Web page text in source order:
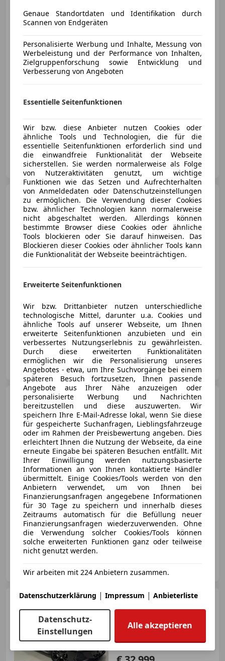
BORDCOM
€ 18 990
www.premium-car-center.at
Premium Car Center GmbH
AT-4541 Adlwang
Audi A5 40 TDI Sport S-LINE
*RFK*LED*TOTW.*
€ 28 990
06/2019 74 000 km Diesel
140 kW (190 PS)
Euromobile
AT-6464 Tarrenz
Audi A3
35 TDI basis
RFK*AMBI-
PLUS*MMI*TOTW*ACC*Business-
P
€ 27 990
02/2022 41 624 km Diesel
110 kW (150 PS)
AT-6464 Tarrenz
Audi A3 Sportback 30 TFSI //
S-LINE // 1.BESITZ //
Genaue Standortdaten und Identifikation durch
Scannen von Endgeräten
Personalisierte Werbung und Inhalte, Messung von
Werbeleistung und der Performance von Inhalten,
Zielgruppenforschung sowie Entwicklung und
Verbesserung von Angeboten
Essentielle Seitenfunktionen
Wir bzw. diese Anbieter nutzen Cookies oder
ähnliche Tools und Technologien, die für die
essentielle Seitenfunktionen erforderlich sind und
die einwandfreie Funktionalität der Webseite
sicherstellen. Sie werden normalerweise als Folge
von Nutzeraktivitäten genutzt, um wichtige
Funktionen wie das Setzen und Aufrechterhalten
von Anmeldedaten oder Datenschutzeinstellungen
zu ermöglichen. Die Verwendung dieser Cookies
bzw. ähnlicher Technologien kann normalerweise
nicht abgeschaltet werden. Allerdings können
bestimmte Browser diese Cookies oder ähnliche
Tools blockieren oder Sie darauf hinweisen. Das
Blockieren dieser Cookies oder ähnlicher Tools kann
die Funktionalität der Webseite beeinträchtigen.
Erweiterte Seitenfunktionen
Wir bzw. Drittanbieter nutzen unterschiedliche
technologische Mittel, darunter u.a. Cookies und
ähnliche Tools auf unserer Webseite, um Ihnen
erweiterte Seitenfunktionen anzubieten und ein
verbessertes Nutzungserlebnis zu gewährleisten.
Durch diese erweiterten Funktionalitäten
ermöglichen wir die Personalisierung unseres
Angebotes - etwa, um Ihre Suchvorgänge bei einem
späteren Besuch fortzusetzen, Ihnen passende
Angebote aus Ihrer Nähe anzuzeigen oder
personalisierte Werbung und Nachrichten
bereitzustellen und diese auszuwerten. Wir
speichern Ihre E-Mail-Adresse lokal, wenn Sie diese
für gespeicherte Suchanfragen, Lieblingsfahrzeuge
oder im Rahmen der Preisbewertung angeben. Dies
erleichtert Ihnen die Nutzung der Webseite, da eine
erneute Eingabe bei späteren Besuchen entfällt. Mit
Ihrer Einwilligung werden nutzungsbasierte
Informationen an von Ihnen kontaktierte Händler
übermittelt. Einige Cookies/Tools werden von den
Anbietern verwendet, um von Ihnen bei
Finanzierungsanfragen angegebene Informationen
für 30 Tage zu speichern und innerhalb dieses
Zeitraums automatisch für die Befüllung neuer
Finanzierungsanfragen wiederzuverwenden. Ohne
die Verwendung solcher Cookies/Tools können
solche erweiterten Funktionen ganz oder teilweise
nicht genutzt werden.
Wir arbeiten mit 224 Anbietern zusammen.
Datenschutzerklärung | Impressum | Anbieterliste
Datenschutz-
Einstellungen
Alle akzeptieren